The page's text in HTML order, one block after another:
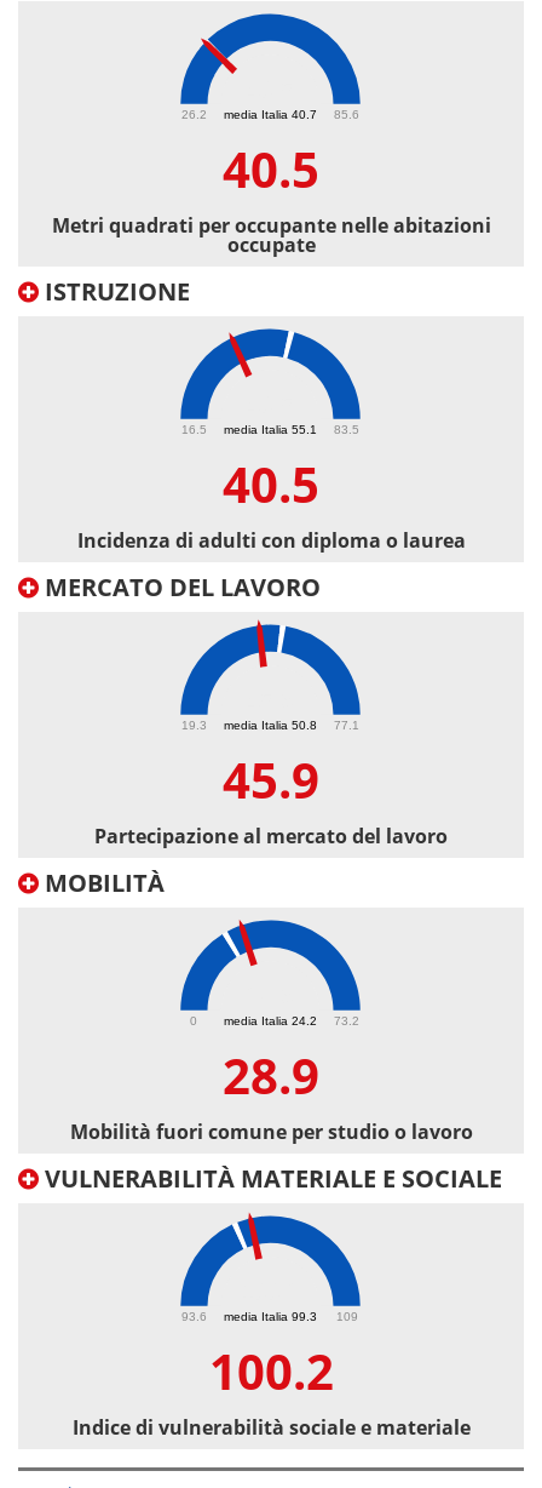
media Italia 40.7
26.2 85.6
40.5
Metri quadrati per occupante nelle abitazioni
occupate
ISTRUZIONE
media Italia 55.1
16.5 83.5
40.5
Incidenza di adulti con diploma o laurea
MERCATO DEL LAVORO
media Italia 50.8
19.3 77.1
45.9
Partecipazione al mercato del lavoro
MOBILITÀ
media Italia 24.2
0 73.2
28.9
Mobilità fuori comune per studio o lavoro
VULNERABILITÀ MATERIALE E SOCIALE
media Italia 99.3
93.6 109
100.2
Indice di vulnerabilità sociale e materiale